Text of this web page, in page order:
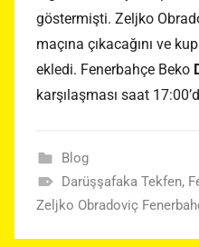
göstermişti. Zeljko
maçına çıkacağını ve
ekledi. Fenerbahçe Beko
karşılaşması saat
Blog
Darüşşafaka Tekfen,
Zeljko Obradoviç